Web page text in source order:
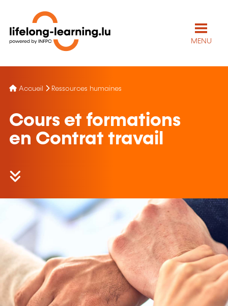
MENU
Accueil Ressources humaines
Cours et formations
en Contrat travail